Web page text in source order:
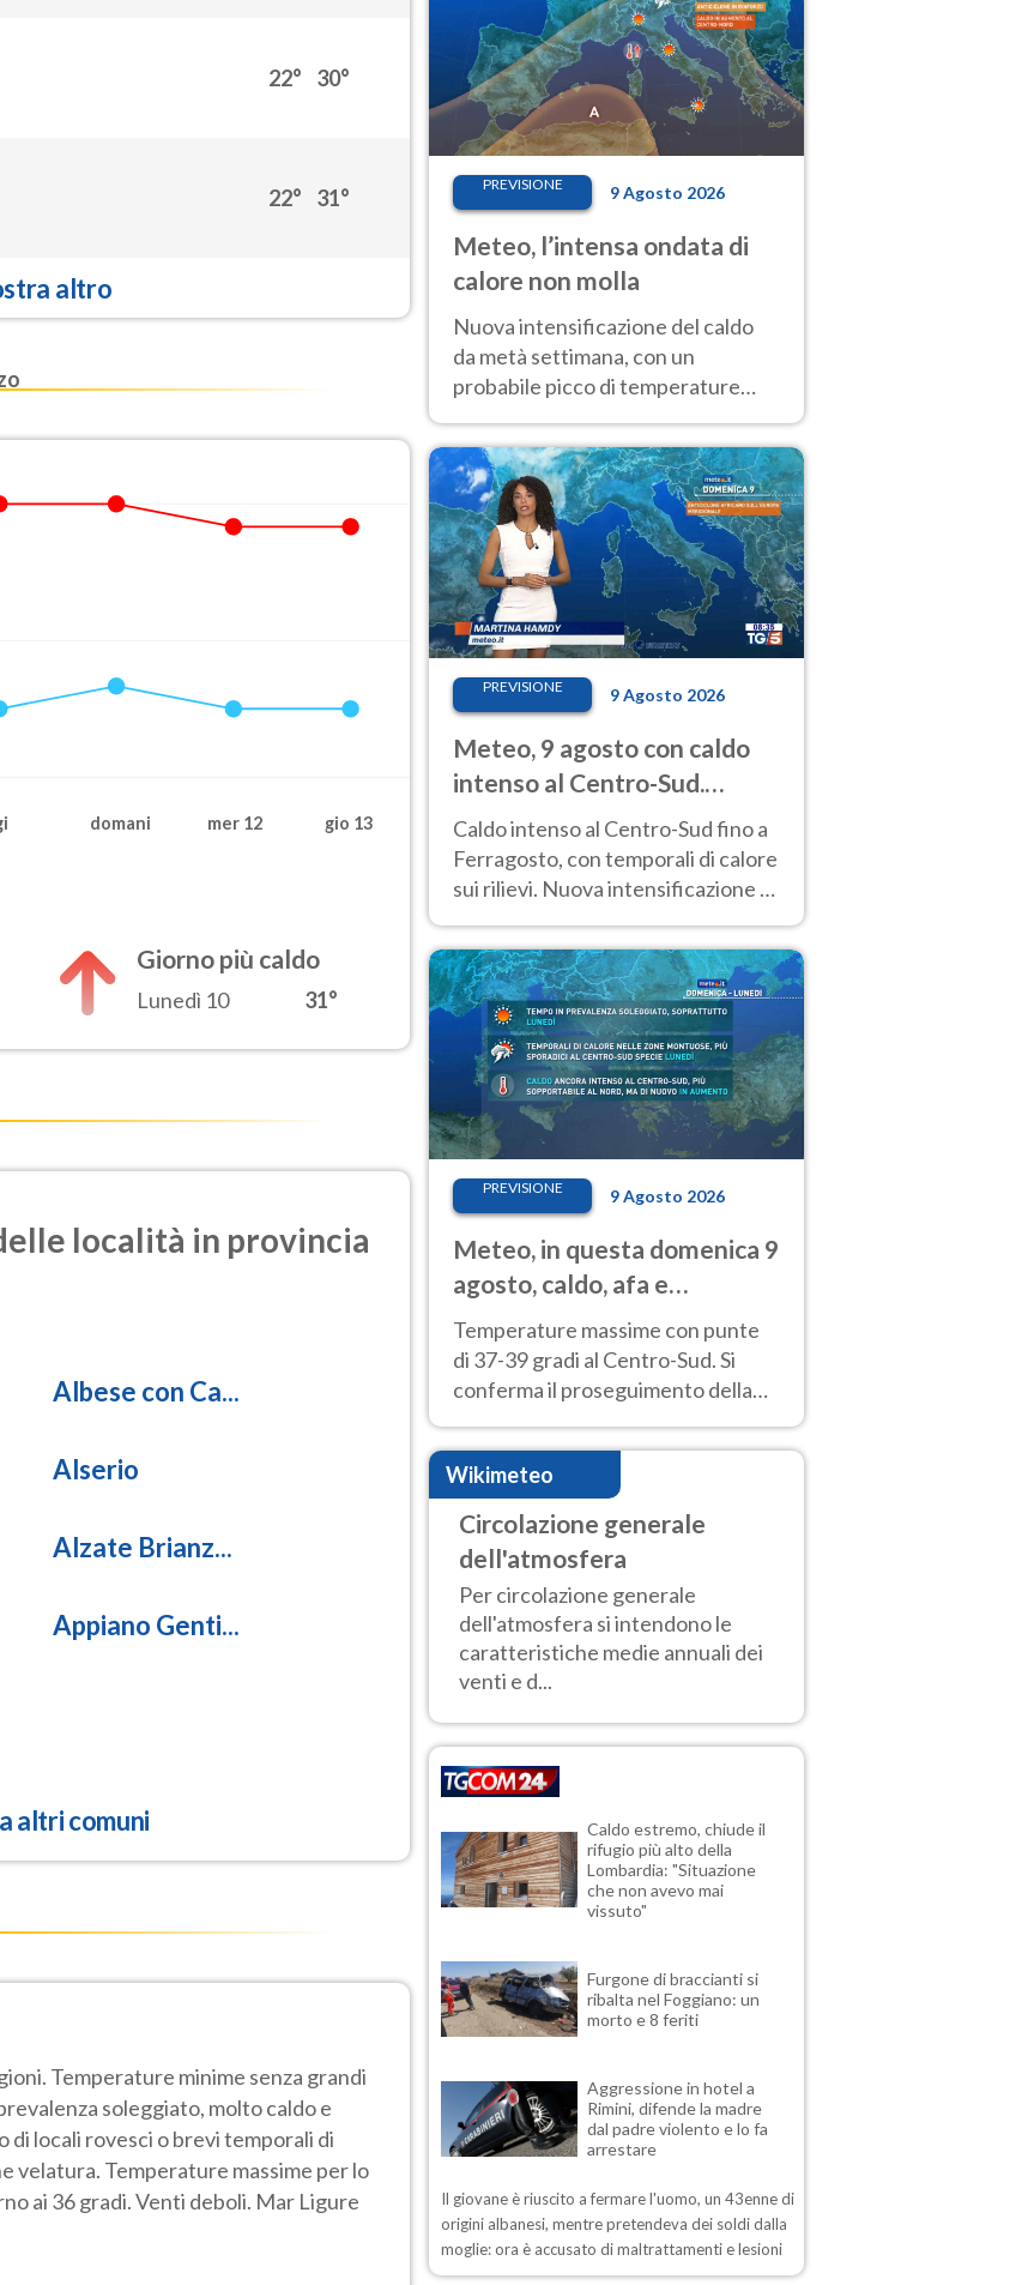
22° 30°
22° 31°
altro
domani mer 12 gio 13
Giorno più caldo
Lunedì 10 31°
località in provincia
Albese con Ca...
Alserio
Alzate Brianz...
Appiano Genti...
altri comuni
Temperature minime senza grandi
soleggiato, molto caldo e
di locali rovesci o brevi temporali di
velatura. Temperature massime per lo
ai 36 gradi. Venti deboli. Mar Ligure
PREVISIONE 9 Agosto 2026
Meteo, l’intensa ondata di
calore non molla
Nuova intensificazione del caldo
da metà settimana, con un
probabile picco di temperature
di temporali di calore
PREVISIONE 9 Agosto 2026
Meteo, 9 agosto con caldo
intenso al Centro-Sud.
Temporali sui rilievi
Caldo intenso al Centro-Sud fino a
Ferragosto, con temporali di calore
sui rilievi. Nuova intensificazione la
verso i 40 °C
PREVISIONE 9 Agosto 2026
Meteo, in questa domenica 9
agosto, caldo, afa e
temporali di calore
Temperature massime con punte
di 37-39 gradi al Centro-Sud. Si
conferma il proseguimento della
calura fino almeno a tutto il
weekend di Ferragosto
Wikimeteo
Circolazione generale
dell'atmosfera
Per circolazione generale
dell'atmosfera si intendono le
caratteristiche medie annuali dei
venti e d...
Caldo estremo, chiude il
rifugio più alto della
Lombardia: "Situazione
che non avevo mai
vissuto"
Furgone di braccianti si
ribalta nel Foggiano: un
morto e 8 feriti
Aggressione in hotel a
Rimini, difende la madre
dal padre violento e lo fa
arrestare
Il giovane è riuscito a fermare l'uomo, un 43enne di
origini albanesi, mentre pretendeva dei soldi dalla
moglie: ora è accusato di maltrattamenti e lesioni